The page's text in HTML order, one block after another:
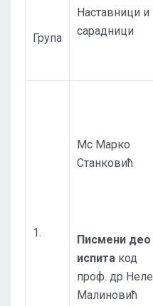
Група
Наставници и
сарадници
1.
Мс Марко
Станковић
Писмени део
испита код
проф. др Неле
Малиновић